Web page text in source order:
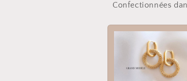
Confectionnées